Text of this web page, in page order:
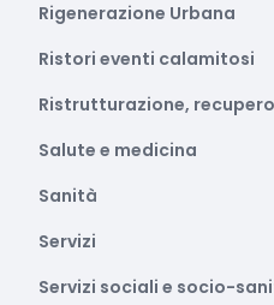
Rigenerazione Urbana
Ristori eventi calamitosi
Ristrutturazione,
Salute e medicina
Sanità
Servizi
Servizi sociali e socio-